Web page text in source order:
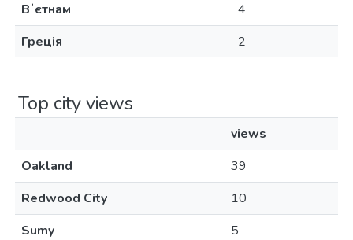
Вʼєтнам
4
Греція
2
Top city views
views
Oakland
39
Redwood City
10
Sumy
5